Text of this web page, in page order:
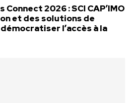
Connect 2026 : SCI CAP’IMO
et des solutions de
l’accès à la